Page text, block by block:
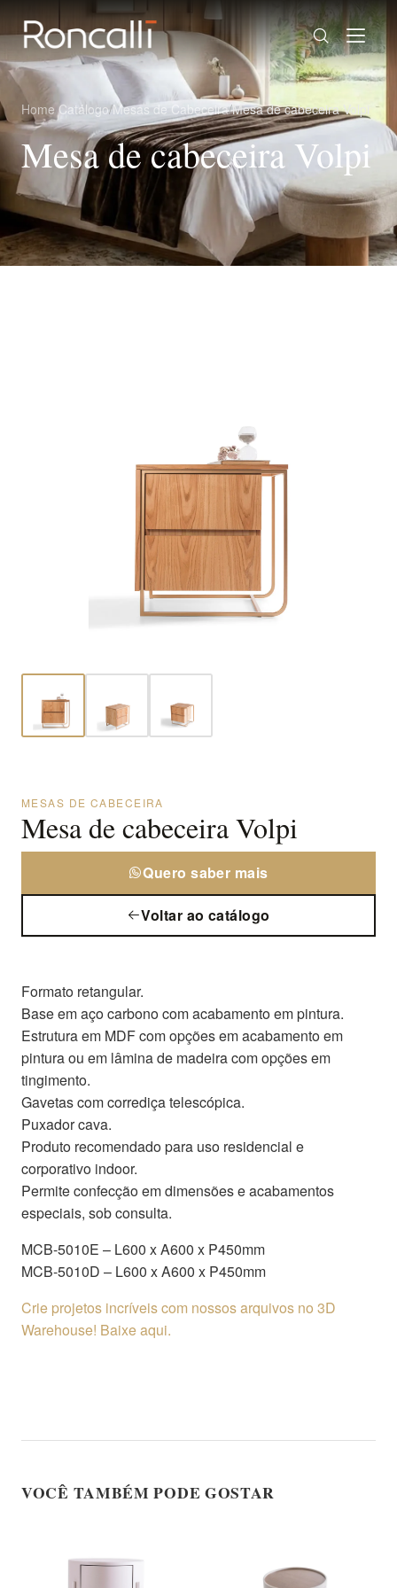
Home /Catálogo/Mesas de Cabeceira/Mesa de cabeceira Volpi
Mesa de cabeceira Volpi
MESAS DE CABECEIRA
Mesa de cabeceira Volpi
Quero saber mais
Voltar ao catálogo
Formato retangular.
Base em aço carbono com acabamento em pintura.
Estrutura em MDF com opções em acabamento em
pintura ou em lâmina de madeira com opções em
tingimento.
Gavetas com corrediça telescópica.
Puxador cava.
Produto recomendado para uso residencial e
corporativo indoor.
Permite confecção em dimensões e acabamentos
especiais, sob consulta.
MCB-5010E – L600 x A600 x P450mm
MCB-5010D – L600 x A600 x P450mm
Crie projetos incríveis com nossos arquivos no 3D
Warehouse! Baixe aqui.
VOCÊ TAMBÉM PODE GOSTAR